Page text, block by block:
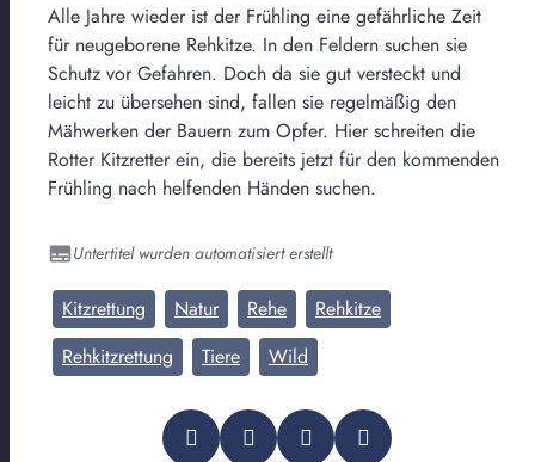
Alle Jahre wieder ist der Frühling eine gefährliche Zeit
für neugeborene Rehkitze. In den Feldern suchen sie
Schutz vor Gefahren. Doch da sie gut versteckt und
leicht zu übersehen sind, fallen sie regelmäßig den
Mähwerken der Bauern zum Opfer. Hier schreiten die
Rotter Kitzretter ein, die bereits jetzt für den kommenden
Frühling nach helfenden Händen suchen.
Untertitel wurden automatisiert erstellt
Kitzrettung Natur Rehe
Rehkitze
Rehkitzrettung
Tiere Wild